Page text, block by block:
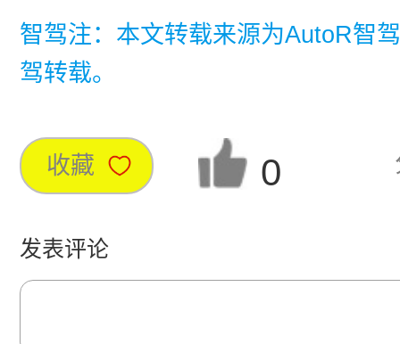
智驾注：本文转载来源为AutoR智
驾转载。
收藏 0
发表评论